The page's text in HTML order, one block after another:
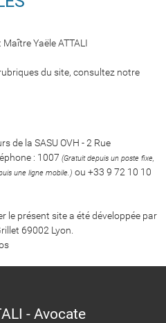
Yaële ATTALI
du site, consultez notre
de la SASU OVH - 2 Rue
: 1007 (Gratuit depuis un poste fixe,
une ligne mobile.) ou +33 9 72 10 10
le présent site a été développée par
69002 Lyon.
- Avocate